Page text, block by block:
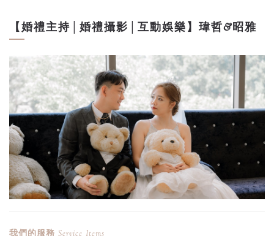
【婚禮主持│婚禮攝影│互動娛樂】瑋哲&昭雅
我們的服務 Service Items